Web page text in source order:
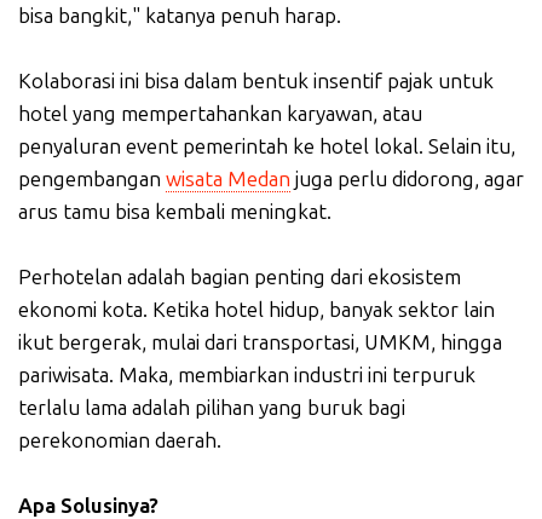
bisa bangkit," katanya penuh harap.
Kolaborasi ini bisa dalam bentuk insentif pajak untuk
hotel yang mempertahankan karyawan, atau
penyaluran event pemerintah ke hotel lokal. Selain itu,
pengembangan wisata Medan juga perlu didorong, agar
arus tamu bisa kembali meningkat.
Perhotelan adalah bagian penting dari ekosistem
ekonomi kota. Ketika hotel hidup, banyak sektor lain
ikut bergerak, mulai dari transportasi, UMKM, hingga
pariwisata. Maka, membiarkan industri ini terpuruk
terlalu lama adalah pilihan yang buruk bagi
perekonomian daerah.
Apa Solusinya?